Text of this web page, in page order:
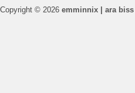
Copyright © 2026 emminnix | ara biss